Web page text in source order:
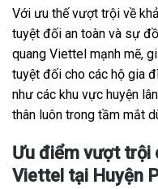
Với ưu thế vượt trội về
tuyệt đối an toàn và sự
quang Viettel mạnh mẽ,
tuyệt đối cho các hộ gia
như các khu vực huyện
thân luôn trong tầm mắt
Ưu điểm vượt trội
Viettel tại Huyện